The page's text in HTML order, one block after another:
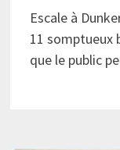
Escale à
11 somptueux
que le public